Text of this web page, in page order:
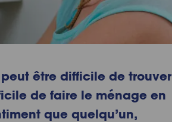
être difficile de trouver
de faire le ménage en
que quelqu’un,